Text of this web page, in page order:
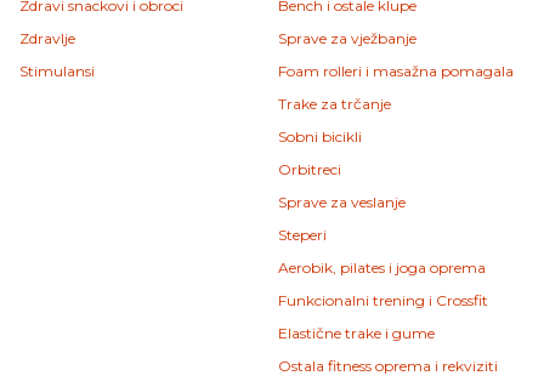
Zdravi snackovi i obroci
Zdravlje
Stimulansi
Bench i ostale klupe
Sprave za vježbanje
Foam rolleri i masažna pomagala
Trake za trčanje
Sobni bicikli
Orbitreci
Sprave za veslanje
Steperi
Aerobik, pilates i joga oprema
Funkcionalni trening i Crossfit
Elastične trake i gume
Ostala fitness oprema i rekviziti